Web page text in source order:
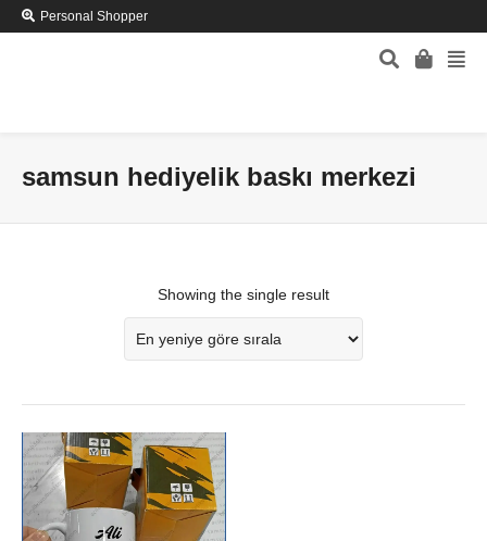
Personal Shopper
samsun hediyelik baskı merkezi
Showing the single result